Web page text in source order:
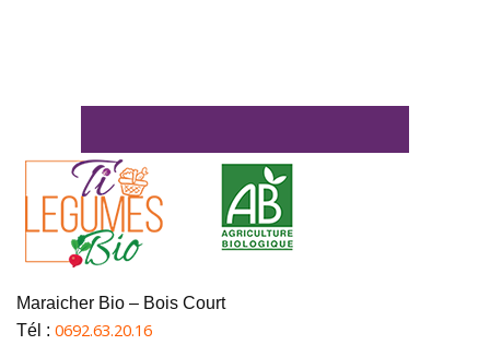
Maraicher Bio – Bois Court
Tél : 0692.63.20.16